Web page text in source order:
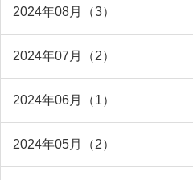
2024年08月（3）
2024年07月（2）
2024年06月（1）
2024年05月（2）